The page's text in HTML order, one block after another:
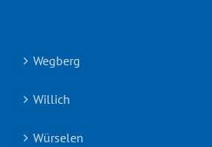
Wegberg
Willich
Würselen